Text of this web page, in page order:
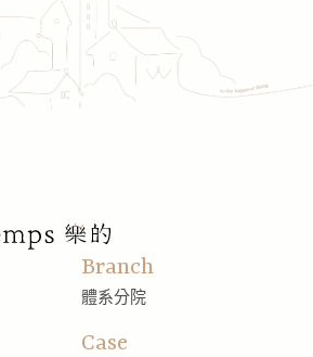
Branch
體系分院
Case